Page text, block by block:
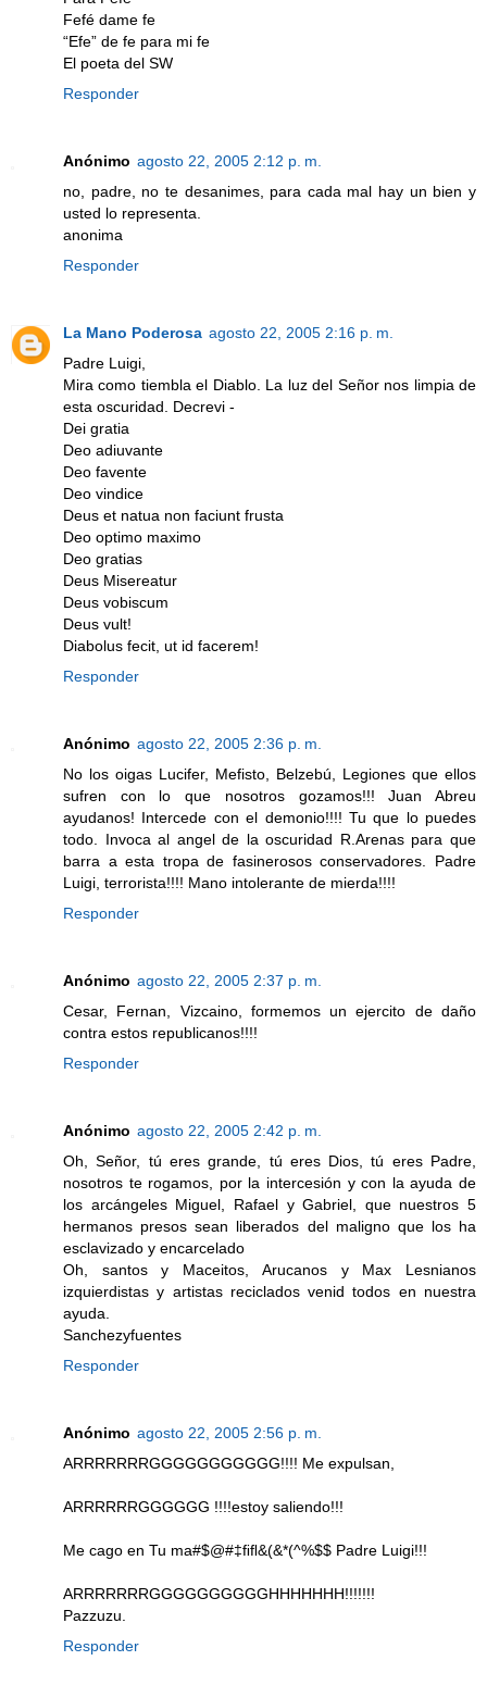
Fefé dame fe
“Efe” de fe para mi fe
El poeta del SW
Responder
Anónimo agosto 22, 2005 2:12 p. m.
no, padre, no te desanimes, para cada mal hay un bien y
usted lo representa.
anonima
Responder
La Mano Poderosa agosto 22, 2005 2:16 p. m.
Padre Luigi,
Mira como tiembla el Diablo. La luz del Señor nos limpia de
esta oscuridad. Decrevi -
Dei gratia
Deo adiuvante
Deo favente
Deo vindice
Deus et natua non faciunt frusta
Deo optimo maximo
Deo gratias
Deus Misereatur
Deus vobiscum
Deus vult!
Diabolus fecit, ut id facerem!
Responder
Anónimo agosto 22, 2005 2:36 p. m.
No los oigas Lucifer, Mefisto, Belzebú, Legiones que ellos
sufren con lo que nosotros gozamos!!! Juan Abreu
ayudanos! Intercede con el demonio!!!! Tu que lo puedes
todo. Invoca al angel de la oscuridad R.Arenas para que
barra a esta tropa de fasinerosos conservadores. Padre
Luigi, terrorista!!!! Mano intolerante de mierda!!!!
Responder
Anónimo agosto 22, 2005 2:37 p. m.
Cesar, Fernan, Vizcaino, formemos un ejercito de daño
contra estos republicanos!!!!
Responder
Anónimo agosto 22, 2005 2:42 p. m.
Oh, Señor, tú eres grande, tú eres Dios, tú eres Padre,
nosotros te rogamos, por la intercesión y con la ayuda de
los arcángeles Miguel, Rafael y Gabriel, que nuestros 5
hermanos presos sean liberados del maligno que los ha
esclavizado y encarcelado
Oh, santos y Maceitos, Arucanos y Max Lesnianos
izquierdistas y artistas reciclados venid todos en nuestra
ayuda.
Sanchezyfuentes
Responder
Anónimo agosto 22, 2005 2:56 p. m.
ARRRRRRRGGGGGGGGGGG!!!! Me expulsan,
ARRRRRRGGGGGG !!!!estoy saliendo!!!
Me cago en Tu ma#$@#‡ﬁﬂ&(&*(^%$$ Padre Luigi!!!
ARRRRRRRGGGGGGGGGGHHHHHHH!!!!!!!
Pazzuzu.
Responder